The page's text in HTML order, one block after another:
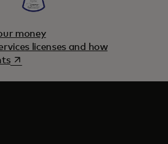
money
licenses and how
opens in a new tab